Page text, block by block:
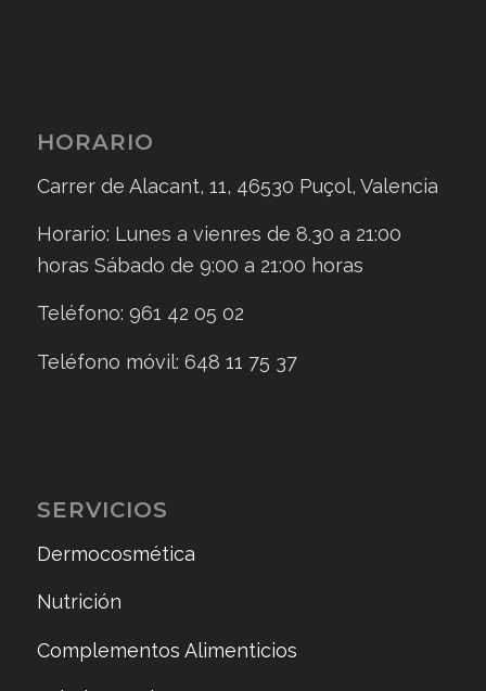
HORARIO
Carrer de Alacant, 11, 46530 Puçol, Valencia
Horario: Lunes a vienres de 8.30 a 21:00
horas Sábado de 9:00 a 21:00 horas
Teléfono: 961 42 05 02
Teléfono móvil: 648 11 75 37
SERVICIOS
Dermocosmética
Nutrición
Complementos Alimenticios